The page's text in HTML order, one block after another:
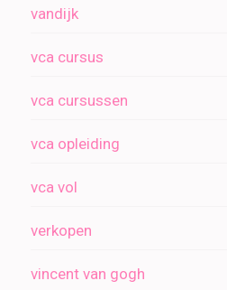
vandijk
vca cursus
vca cursussen
vca opleiding
vca vol
verkopen
vincent van gogh